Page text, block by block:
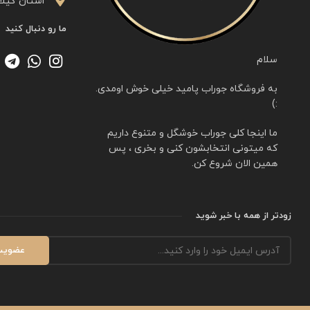
سلام
به فروشگاه جوراب پامید خیلی خوش اومدی.
:)
ما اینجا کلی جوراب خوشگل و متنوع داریم
که میتونی انتخابشون کنی و بخری ، پس
همین الان شروع کن.
ما رو دنبال کنید
زودتر از همه با خبر شوید